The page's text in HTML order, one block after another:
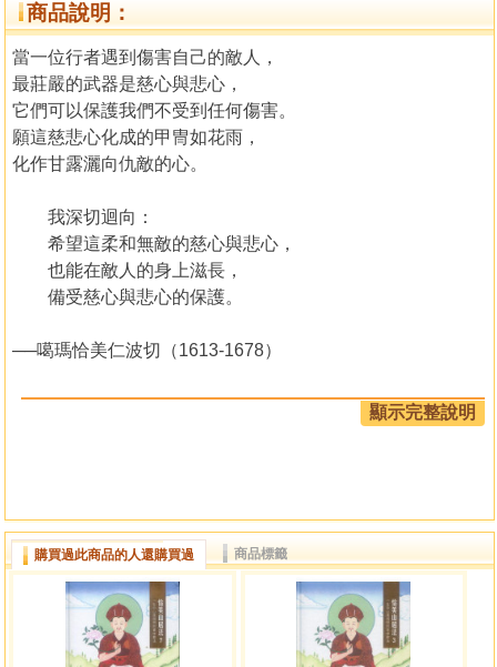
商品說明：
當一位行者遇到傷害自己的敵人，
最莊嚴的武器是慈心與悲心，
它們可以保護我們不受到任何傷害。
願這慈悲心化成的甲冑如花雨，
化作甘露灑向仇敵的心。
我深切迴向：
希望這柔和無敵的慈心與悲心，
也能在敵人的身上滋長，
備受慈心與悲心的保護。
──噶瑪恰美仁波切（1613-1678）
十七世紀一位行者名為精進大海，
行者精進大海的衣衫單薄，
手指卻如千里馬迅速在紙簡上馳騁，
數不清的黃昏夜晚，終於累節成章，
山居教法因此得以留傳。
顯示完整說明
購買過此商品的人還購買過 商品標籤